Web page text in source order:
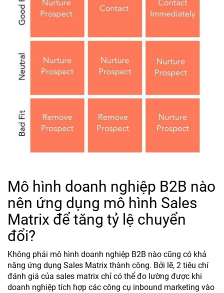
Mô hình doanh nghiệp B2B nào
nên ứng dụng mô hình Sales
Matrix để tăng tỷ lệ chuyển
đổi?
Không phải mô hình doanh nghiệp B2B nào cũng có khả
năng ứng dụng Sales Matrix thành công. Bởi lẽ, 2 tiêu chí
đánh giá của sales matrix chỉ có thể đo lường được khi
doanh nghiệp tích hợp các công cụ inbound marketing vào